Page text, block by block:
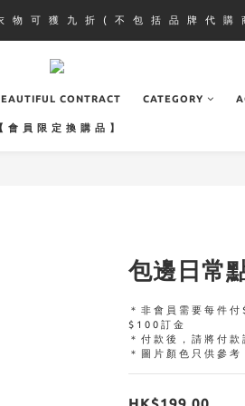
物 可 獲 九 折 ( 不 包 括 品 牌 代 購
CONTRACT CATEGORY
【 會 員 限 定 換 購 品 】
包邊日常
＊非會員需要每件
$100訂金
＊付款後，請將付
＊圖片顏色只供參